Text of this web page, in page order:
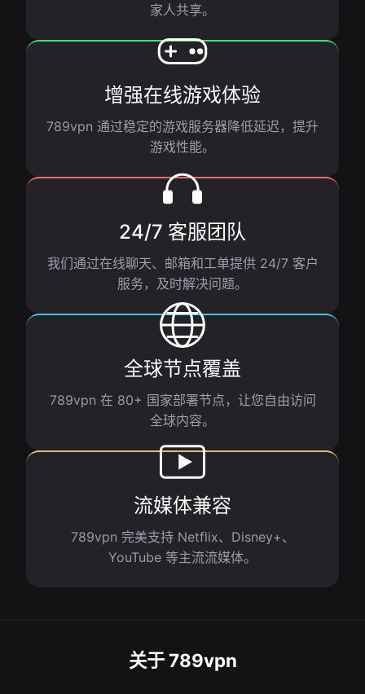
家人共享。
增强在线游戏体验
789vpn 通过稳定的游戏服务器降低延迟，提升
游戏性能。
24/7 客服团队
我们通过在线聊天、邮箱和工单提供 24/7 客户
服务，及时解决问题。
全球节点覆盖
789vpn 在 80+ 国家部署节点，让您自由访问
全球内容。
流媒体兼容
789vpn 完美支持 Netflix、Disney+、
YouTube 等主流流媒体。
关于 789vpn